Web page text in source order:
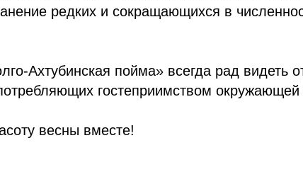
редких и сокращающихся в
Ахтубинская пойма» всегда рад видеть
гостеприимством
весны вместе!